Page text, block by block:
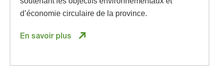
d’économie circulaire de la province.
En savoir plus